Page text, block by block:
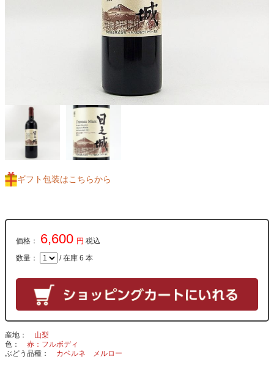
ギフト包装はこちらから
価格： 6,600 円 税込
数量： / 在庫 6 本
産地
山梨
色
赤：フルボディ
ぶどう品種
カベルネ
メルロー